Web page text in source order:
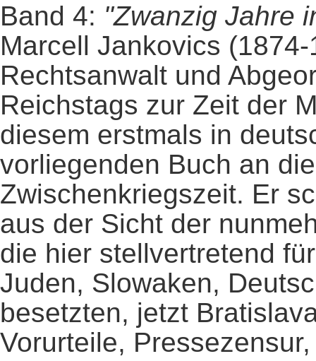
Band 4: "Zwanzig Jahre
Marcell Jankovics
Rechtsanwalt und
Reichstags zur Zeit der
diesem erstmals in
vorliegenden Buch an
Zwischenkriegszeit. Er
aus der Sicht der
die hier stellvertretend
Juden, Slowaken,
besetzten, jetzt
Vorurteile,